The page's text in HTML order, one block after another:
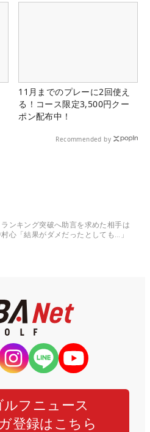
11月までのプレーに2回使え
る！コース限定3,500円クー
ポン配布中！
Recommended by
ランキング突破へ助言を求めた相手は
村心「結果がダメだったとしても…」
ルフニュース
登録はこちら